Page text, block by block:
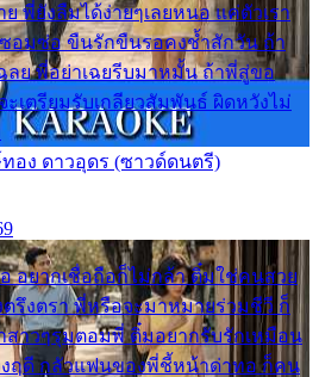
พี่ยังลืมได้ง่ายๆเลยหนอ แค่ตัวเรา
อมซ่อ ขืนรักขืนรอคงช้ำสักวัน ถ้า
ลย พี่อย่าเฉยรีบมาหมั้น ถ้าพี่สู่ขอ
เตรียมรับเกลียวสัมพันธ์ ผิดหวังไม่
อง ดาวอุดร (ซาวด์ดนตรี)
อยากเชื่อถือก็ไม่กล้า ติ๋มใช่คนสวย
ตรึงตรา พี่หรือจะมาหมายร่วมชีวี ก็
สาวๆรุมตอมพี่ ติ๋มอยากรับรักเหมือน
ฤดี กลัวแฟนของพี่ชี้หน้าด่าทอ ก็คน